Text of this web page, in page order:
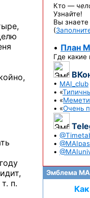
п.
Кто —
Узнайте!
Вы знаете
(
• План
Где какие
• MAI_club
• «
• «
• «Очень
•
•
•
Эмблема